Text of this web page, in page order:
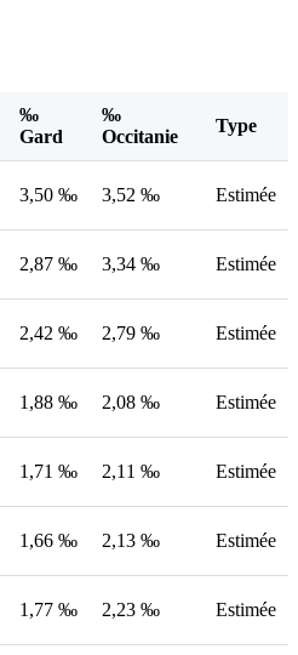
‰
Gard
‰
Occitanie
Type
3,50 ‰ 3,52 ‰ Estimée
2,87 ‰ 3,34 ‰ Estimée
2,42 ‰ 2,79 ‰ Estimée
1,88 ‰ 2,08 ‰ Estimée
1,71 ‰ 2,11 ‰ Estimée
1,66 ‰ 2,13 ‰ Estimée
1,77 ‰ 2,23 ‰ Estimée